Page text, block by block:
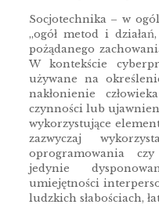
Socjotechnika – w
„ogół metod i
pożądanego
W kontekście
używane na
nakłonienie
czynności lub
wykorzystujące
zazwyczaj
oprogramowania
jedynie
umiejętności
ludzkich słabościach,